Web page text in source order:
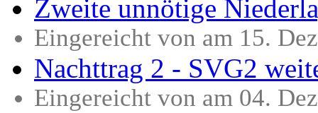
Zweite unnötige
Eingereicht von am 15.
Nachttrag 2 - SVG2
Eingereicht von am 04.